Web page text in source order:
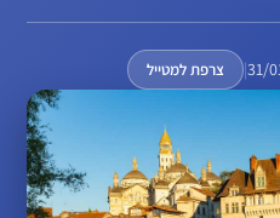
31/
| צרפת למטייל